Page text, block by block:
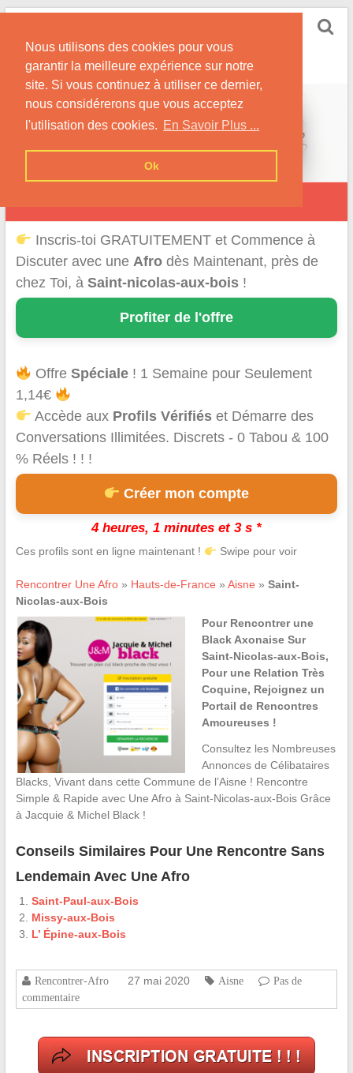
Nous utilisons des cookies pour vous
garantir la meilleure expérience sur notre
site. Si vous continuez à utiliser ce dernier,
nous considérerons que vous acceptez
l'utilisation des cookies. En Savoir Plus ...
Ok
Skip
content
Conseils pour des Rencontres Coquines avec des
Afros !
Inscris-toi GRATUITEMENT et Commence à
Discuter avec une Afrodès Maintenant, près de
chez Toi, à Saint-nicolas-aux-bois!
Profiter de l'offre
OffreSpéciale ! 1 Semaine pour Seulement
1,14€
Accède aux Profils Vérifiés et Démarre des
Conversations Illimitées. Discrets - 0 Tabou & 100
% Réels ! ! !
Créer mon compte
4 heures, 1 minutes et 3 s *
Ces profils sont en ligne maintenant ! Swipe pour voir
Rencontrer Une Afro» Hauts-de-France » Aisne » Saint-
Nicolas-aux-Bois
Pour Rencontrer une
Black Axonaise Sur
Saint-Nicolas-aux-Bois,
Pour une Relation Très
Coquine, Rejoignez un
Portail de Rencontres
Amoureuses !
Consultez les Nombreuses
Annonces de Célibataires
Blacks, Vivant dans cette Commune de l’Aisne ! Rencontre
Simple & Rapide avec Une Afro à Saint-Nicolas-aux-Bois Grâce
à Jacquie & Michel Black !
Conseils Similaires Pour Une Rencontre Sans
Lendemain Avec Une Afro
Saint-Paul-aux-Bois
Missy-aux-Bois
L’ Épine-aux-Bois
Rencontrer-Afro 27 mai 2020 Aisne
Pas de
commentaire